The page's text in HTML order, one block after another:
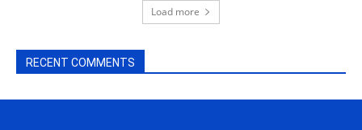
Load more
RECENT COMMENTS